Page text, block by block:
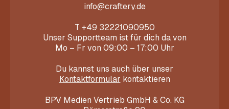
info@craftery.de
T +49 32221090950
Unser Supportteam ist für dich da von
Mo – Fr von 09:00 – 17:00 Uhr
Du kannst uns auch über unser
Kontaktformular kontaktieren
BPV Medien Vertrieb GmbH & Co. KG